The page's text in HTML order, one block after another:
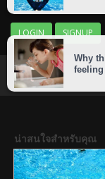
LOGIN SIGNUP